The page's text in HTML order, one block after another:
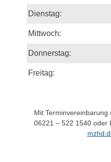
Dienstag:
Mittwoch:
Donnerstag:
Freitag:
Mit
06221 – 522 1540 oder